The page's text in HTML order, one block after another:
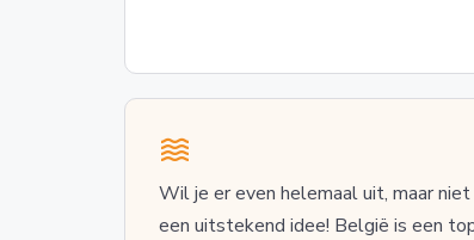
Wil je er even helemaal uit, maar
een uitstekend idee! België is een